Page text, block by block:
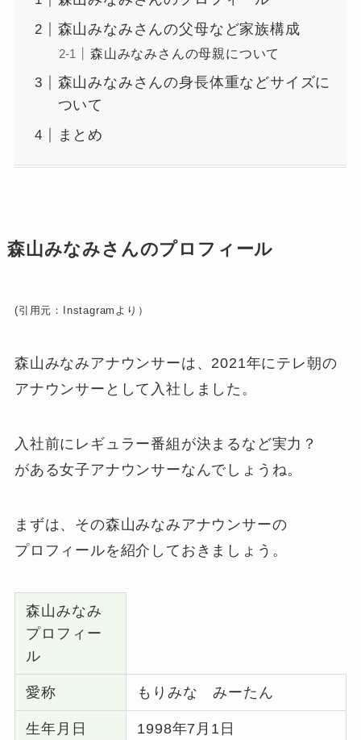
森山みなみさんの父母など家族構成
森山みなみさんの母親について
森山みなみさんの身長体重などサイズに
ついて
まとめ
森山みなみさんのプロフィール
(引用元：Instagramより）
森山みなみアナウンサーは、2021年にテレ朝の
アナウンサーとして入社しました。
入社前にレギュラー番組が決まるなど実力？
がある女子アナウンサーなんでしょうね。
まずは、その森山みなみアナウンサーの
プロフィールを紹介しておきましょう。
森山みなみ
プロフィー
ル
愛称 もりみな みーたん
生年月日 1998年7月1日